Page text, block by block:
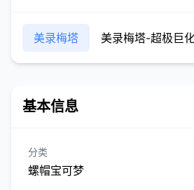
美录梅塔 美录梅塔-超极巨
基本信息
分类
螺帽宝可梦